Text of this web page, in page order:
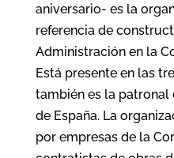
aniversario- es la
referencia de
Administración en la
Está presente en las
también es la
de España. La
por empresas de la